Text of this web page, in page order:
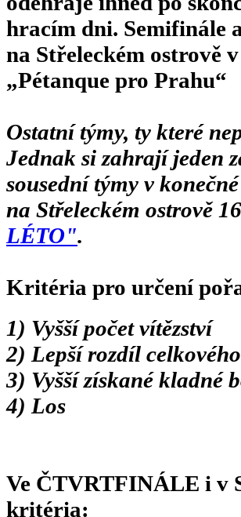
hracím dni. Semifinále
na Střeleckém ostrově
„Pétanque pro Prahu“
Ostatní týmy, ty které
Jednak si zahrají jeden
sousední týmy v
na Střeleckém ostrově
LÉTO".
Kritéria pro určení
1) Vyšší počet vítězství
2) Lepší rozdíl
3) Vyšší získané kladné
4) Los
Ve ČTVRTFINÁLE i v
kritéria: